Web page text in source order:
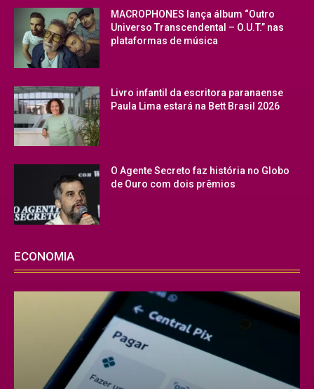
MACROPHONES lança álbum “Outro
Universo Transcendental – O.U.T.” nas
plataformas de música
Livro infantil da escritora paranaense
Paula Lima estará na Bett Brasil 2026
O Agente Secreto faz história no Globo
de Ouro com dois prêmios
ECONOMIA